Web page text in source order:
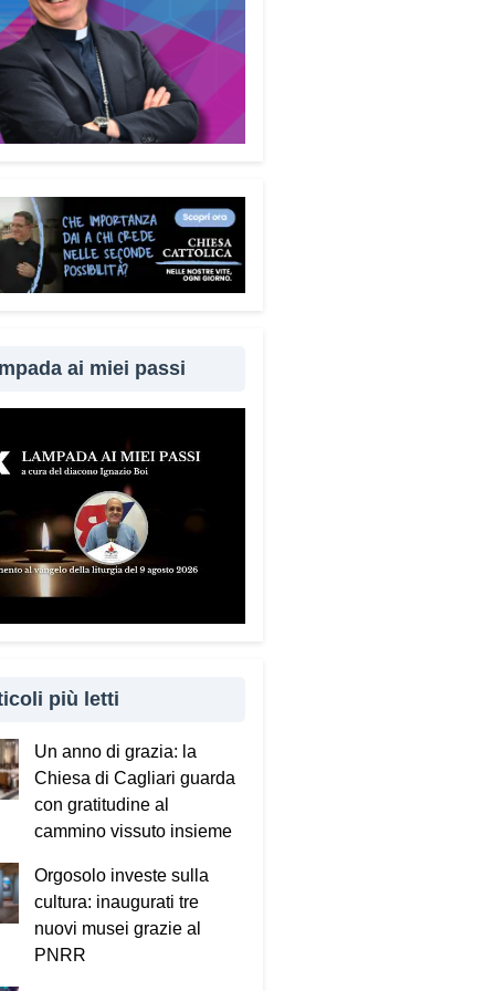
ai miei passi
più letti
Un anno di grazia: la
Chiesa di Cagliari guarda
con gratitudine al
cammino vissuto insieme
Orgosolo investe sulla
cultura: inaugurati tre
nuovi musei grazie al
PNRR